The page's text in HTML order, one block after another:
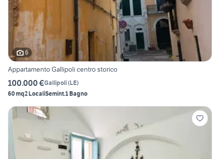
6
Appartamento Gallipoli centro storico
100.000 €Gallipoli(LE)
60 mq2 LocaliSemint.1 Bagno